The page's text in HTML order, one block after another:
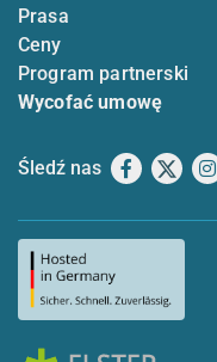
Prasa
Ceny
Program partnerski
Wycofać umowę
Śledź nas Facebook
X